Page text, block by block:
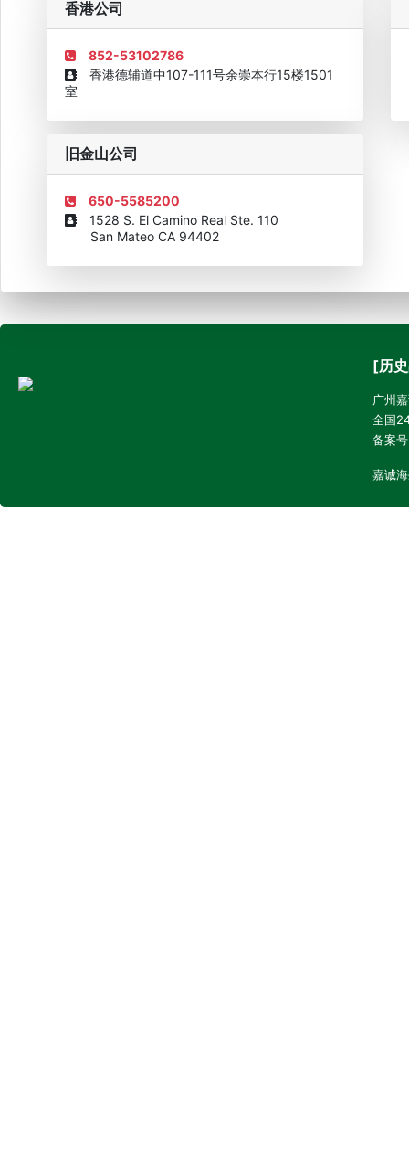
香港公司
852-53102786
香港德辅道中107-111号余崇本行15楼1501
室
旧金山公司
650-5585200
1528 S. El Camino Real Ste. 110
San Mateo CA 94402
[历
广州
全国
备案
嘉诚